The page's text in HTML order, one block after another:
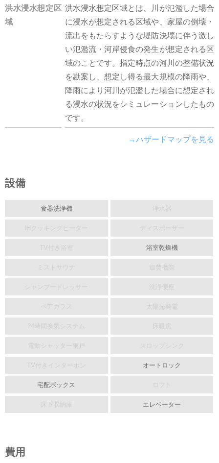
洪水浸水想定区
域
洪水浸水想定区域とは、川が氾濫した場合
に浸水が想定される区域や、家屋の倒壊・
流出をもたらすような堤防決壊に伴う激し
い氾濫流・河岸侵食の発生が想定される区
域のことです。指定時点の河川の整備状況
を勘案し、想定し得る最大規模の降雨や、
降雨により河川が氾濫した場合に想定され
る浸水の状況をシミュレーションしたもの
です。
→ハザードマップを見る
設備
食器洗浄機 浄水器
IHクッキングヒーター ディスポーザー
TV付き浴室 浴室乾燥機
ミストサウナ 追焚機能
シャンプードレッサー 洗浄便座
ペアガラス 太陽光発電
24時間換気システム 床暖房
電動シャッター雨戸 スロップシンク
TV付きインターホン オートロック
宅配ボックス ロフト
床下収納庫 エレベーター
費用